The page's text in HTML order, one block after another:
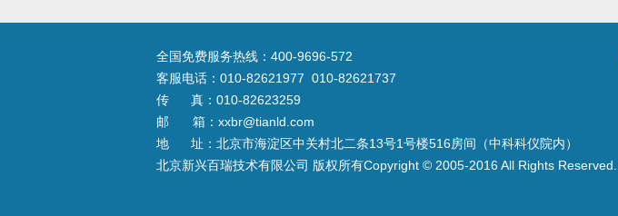
全国免费服务热线：400-9696-572
客服电话：010-82621977 010-82621737
传 真：010-82623259
邮 箱：xxbr@tianld.com
地 址：北京市海淀区中关村北二条13号1号楼516房间（中科科仪院内）
北京新兴百瑞技术有限公司 版权所有Copyright © 2005-2016 All Rights Reserved.